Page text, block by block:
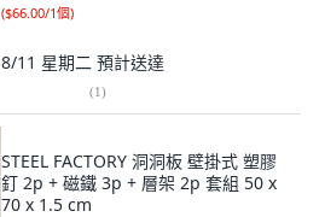
($66.00/1個)
8/11 星期二 預計送達
(1)
STEEL FACTORY 洞洞板 壁掛式 塑膠
釘 2p + 磁鐵 3p + 層架 2p 套組 50 x
70 x 1.5 cm